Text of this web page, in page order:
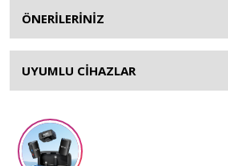
ÖNERİLERİNİZ
UYUMLU CİHAZLAR